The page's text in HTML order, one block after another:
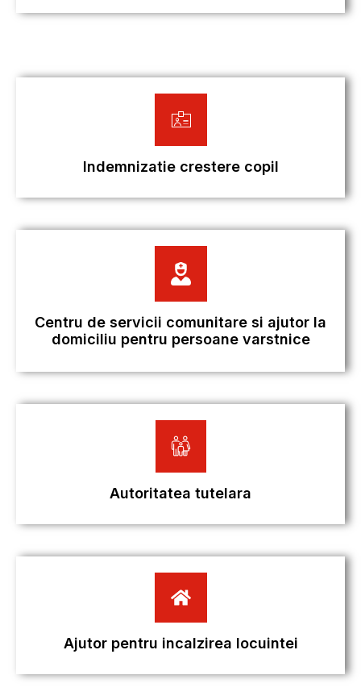
Indemnizatie crestere copil
Centru de servicii comunitare si ajutor la
domiciliu pentru persoane varstnice
Autoritatea tutelara
Ajutor pentru incalzirea locuintei